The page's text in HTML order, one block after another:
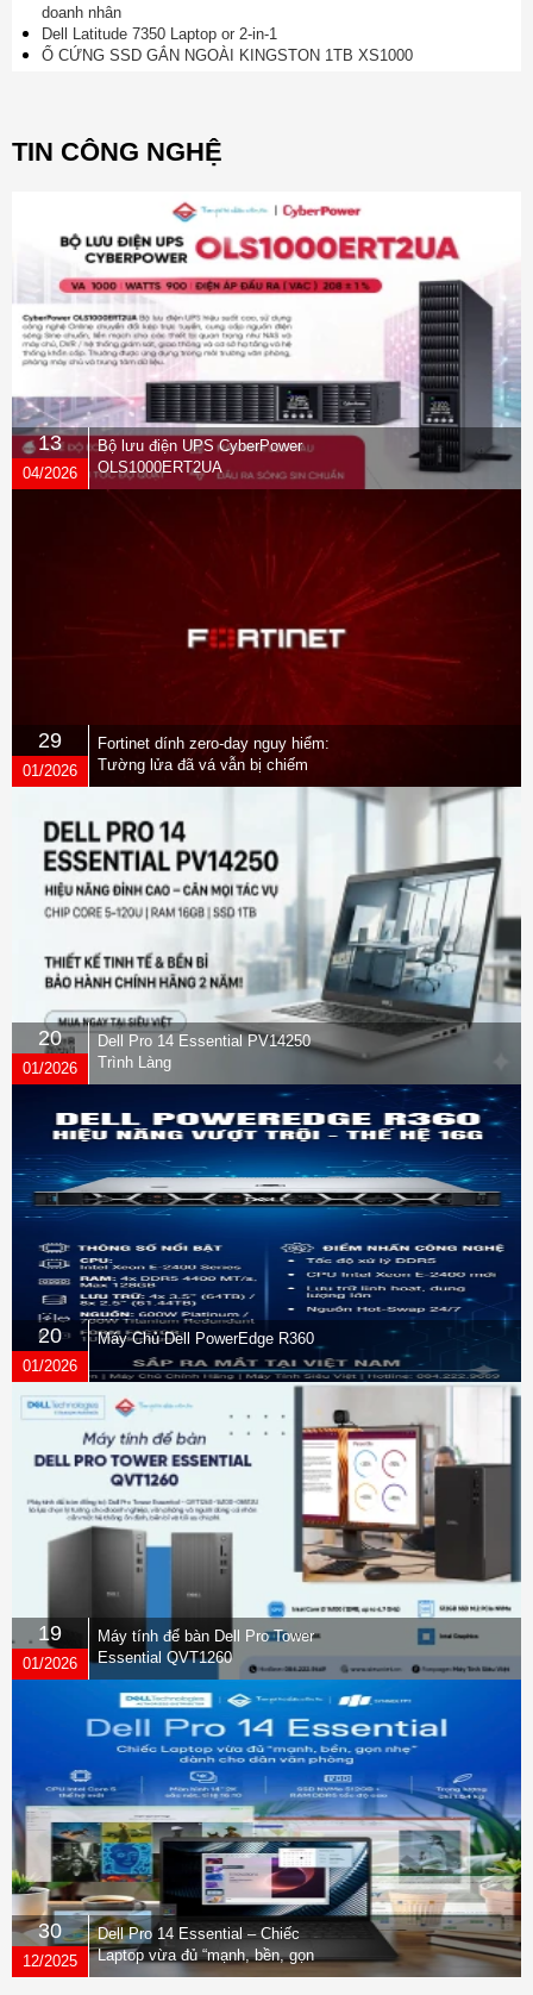
doanh nhân
Dell Latitude 7350 Laptop or 2-in-1
Ổ CỨNG SSD GẮN NGOÀI KINGSTON 1TB XS1000
TIN CÔNG NGHỆ
13
04/2026
Bộ lưu điện UPS CyberPower
OLS1000ERT2UA
29
01/2026
Fortinet dính zero-day nguy hiểm:
Tường lửa đã vá vẫn bị chiếm
quyền
20
01/2026
Dell Pro 14 Essential PV14250
Trình Làng
20
01/2026
Máy Chủ Dell PowerEdge R360
19
01/2026
Máy tính để bàn Dell Pro Tower
Essential QVT1260
30
12/2025
Dell Pro 14 Essential – Chiếc
Laptop vừa đủ “mạnh, bền, gọn
nhẹ” dành cho dân văn phòng